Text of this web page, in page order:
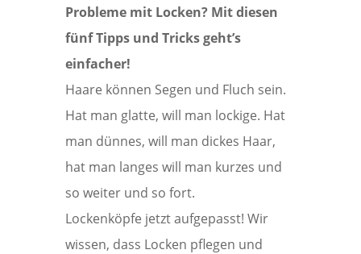
Probleme mit Locken? Mit diesen
fünf Tipps und Tricks geht’s
einfacher!
Haare können Segen und Fluch sein.
Hat man glatte, will man lockige. Hat
man dünnes, will man dickes Haar,
hat man langes will man kurzes und
so weiter und so fort.
Lockenköpfe jetzt aufgepasst! Wir
wissen, dass Locken pflegen und